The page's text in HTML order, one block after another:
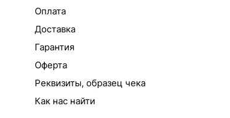
Оплата
Доставка
Гарантия
Оферта
Реквизиты, образец чека
Как нас найти